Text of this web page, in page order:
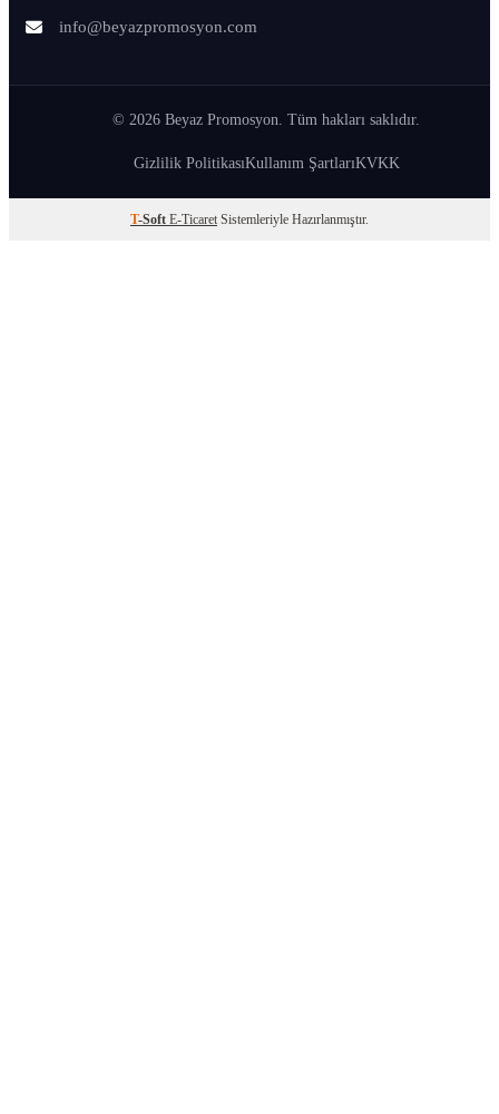
info@beyazpromosyon.com
© 2026 Beyaz Promosyon. Tüm hakları saklıdır.
Gizlilik PolitikasıKullanım ŞartlarıKVKK
T-Soft E-Ticaret Sistemleriyle Hazırlanmıştır.